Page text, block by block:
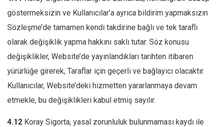
göstermeksizin ve Kullanıcılar’a ayrıca bildirim yapmaksızın
Sözleşme’de tamamen kendi takdirine bağlı ve tek taraflı
olarak değişiklik yapma hakkını saklı tutar. Söz konusu
değişiklikler, Website’de yayınlandıkları tarihten itibaren
yürürlüğe girerek, Taraflar için geçerli ve bağlayıcı olacaktır.
Kullanıcılar, Website’deki hizmetten yararlanmaya devam
etmekle, bu değişiklikleri kabul etmiş sayılır.
4.12 Koray Sigorta, yasal zorunluluk bulunmaması kaydı ile